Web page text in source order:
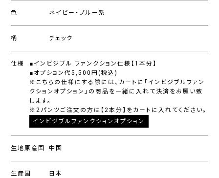
色 ネイビー・ブルー系
柄 チェック
仕様
■インビジブル ファンクション仕様【1本分】
■オプション代5,500円(税込)
※こちらの仕様にする際には、カートに「インビジブルファン
クションオプション」の商品を一緒に入れて決済をお願い致
します。
※2パンツご注文の方は【2本分】をカートに入れてください。
インビジブルファンクションオプション
生地原産国 中国
生産国 日本